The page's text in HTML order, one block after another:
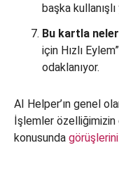
başka kullanışlı
Bu kartla
için Hızlı
odaklanıyor.
AI Helper’ın genel
İşlemler
konusunda